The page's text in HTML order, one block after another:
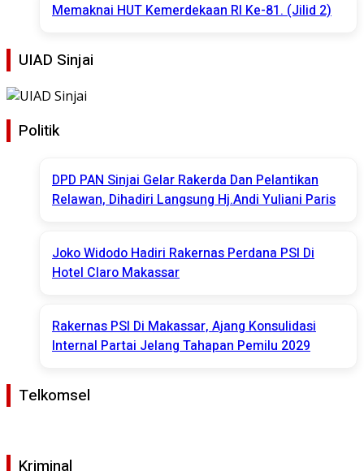
Memaknai HUT Kemerdekaan RI Ke-81. (Jilid 2)
UIAD Sinjai
Politik
DPD PAN Sinjai Gelar Rakerda Dan Pelantikan
Relawan, Dihadiri Langsung Hj.Andi Yuliani Paris
Joko Widodo Hadiri Rakernas Perdana PSI Di
Hotel Claro Makassar
Rakernas PSI Di Makassar, Ajang Konsulidasi
Internal Partai Jelang Tahapan Pemilu 2029
Telkomsel
Kriminal